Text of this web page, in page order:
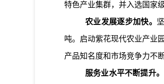
特色产业集群，并入选国家
农业发展逐步加快。
吨。 启动紫花现代农业产业
产品知名度和市场竞争力不
服务业水平不断提升。